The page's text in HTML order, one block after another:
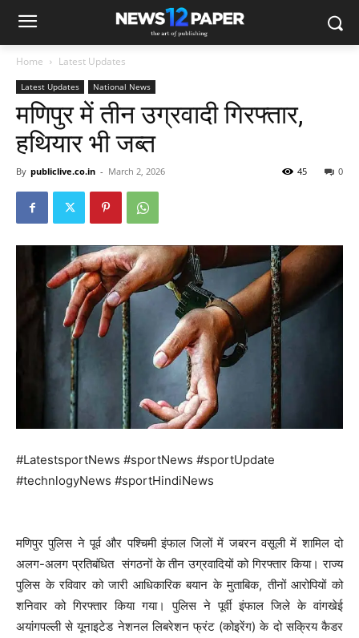
Home Latest Updates
Latest Updates National News
मणिपुर में तीन उग्रवादी गिरफ्तार,
हथियार भी जब्त
By publiclive.co.in - March 2, 2026 0
45
#LatestsportNews #sportNews #sportUpdate
#technlogyNews #sportHindiNews
मणिपुर पुलिस ने पूर्व और पश्चिमी इंफाल जिलों में जबरन वसूली में शामिल दो
अलग-अलग प्रतिबंधित संगठनों के तीन उग्रवादियों को गिरफ्तार किया। राज्य
पुलिस के रविवार को जारी आधिकारिक बयान के मुताबिक, तीनों आरोपियों को
शनिवार को गिरफ्तार किया गया। पुलिस ने पूर्वी इंफाल जिले के वांगखेई
अयांगपल्ली से यूनाइटेड नेशनल लिबरेशन फ्रंट (कोइरेंग) के दो सक्रिय कैडर